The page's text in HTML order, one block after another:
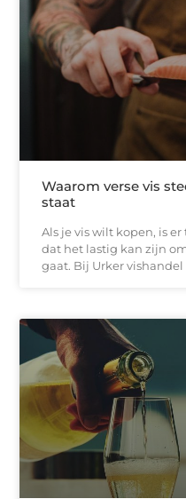
Waarom verse vis
staat
Als je vis wilt kopen, is
dat het lastig kan zijn
gaat. Bij Urker vishandel